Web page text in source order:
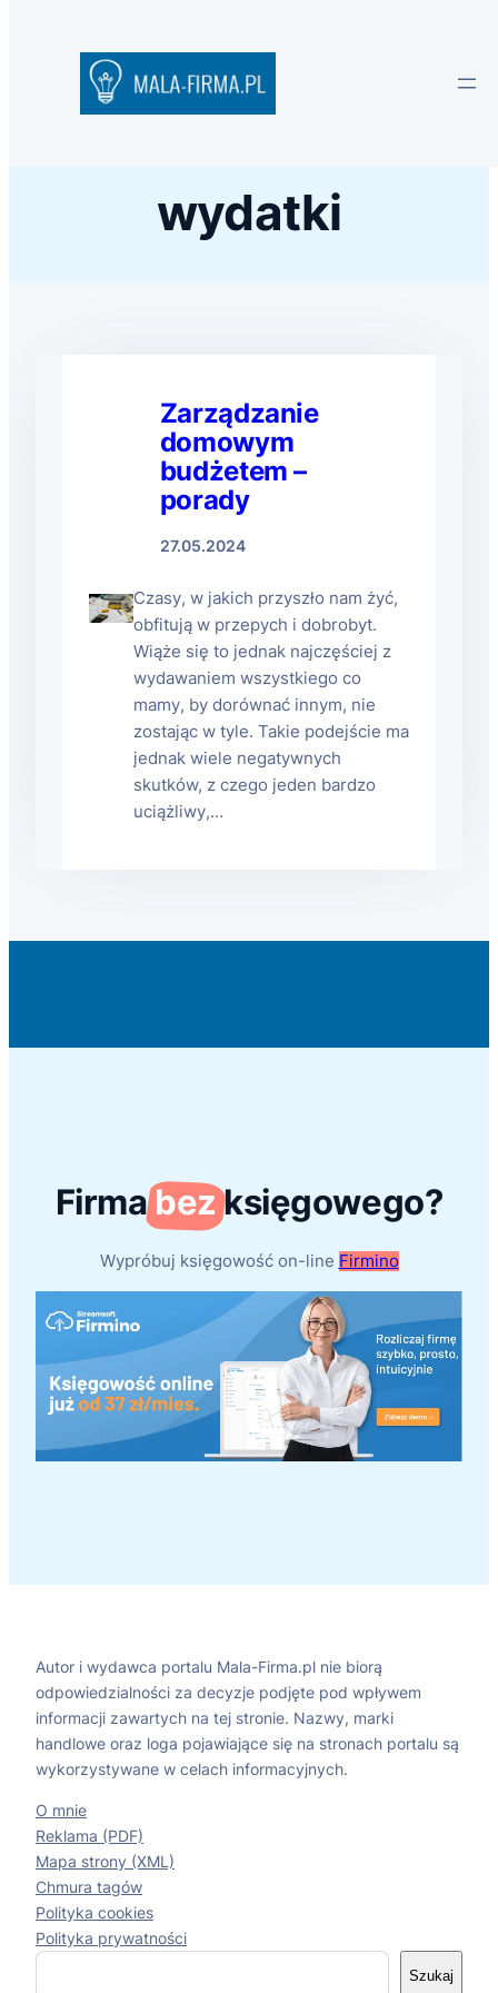
wydatki
Zarządzanie
domowym
budżetem –
porady
27.05.2024
Czasy, w jakich przyszło nam żyć,
obfitują w przepych i dobrobyt.
Wiąże się to jednak najczęściej z
wydawaniem wszystkiego co
mamy, by dorównać innym, nie
zostając w tyle. Takie podejście ma
jednak wiele negatywnych
skutków, z czego jeden bardzo
uciążliwy,…
Firmabezksięgowego?
Wypróbuj księgowość on-line Firmino
Autor i wydawca portalu Mala-Firma.pl nie biorą
odpowiedzialności za decyzje podjęte pod wpływem
informacji zawartych na tej stronie. Nazwy, marki
handlowe oraz loga pojawiające się na stronach portalu są
wykorzystywane w celach informacyjnych.
O mnie
Reklama (PDF)
Mapa strony (XML)
Chmura tagów
Polityka cookies
Polityka prywatności
S
Szukaj